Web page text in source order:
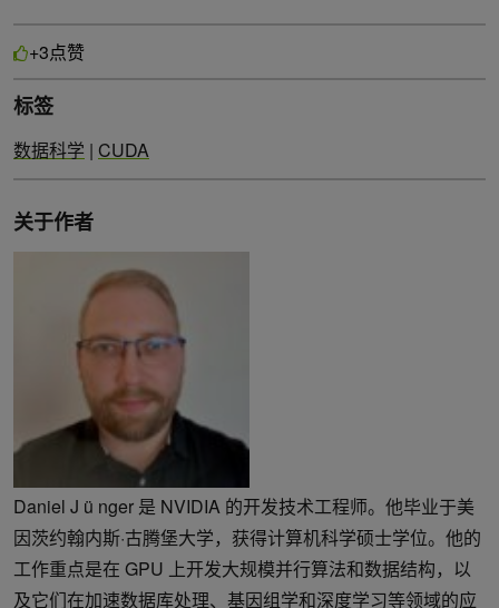
+3点赞
标签
数据科学 | CUDA
关于作者
Daniel J ü nger 是 NVIDIA 的开发技术工程师。他毕业于美
因茨约翰内斯·古腾堡大学，获得计算机科学硕士学位。他的
工作重点是在 GPU 上开发大规模并行算法和数据结构，以
及它们在加速数据库处理、基因组学和深度学习等领域的应